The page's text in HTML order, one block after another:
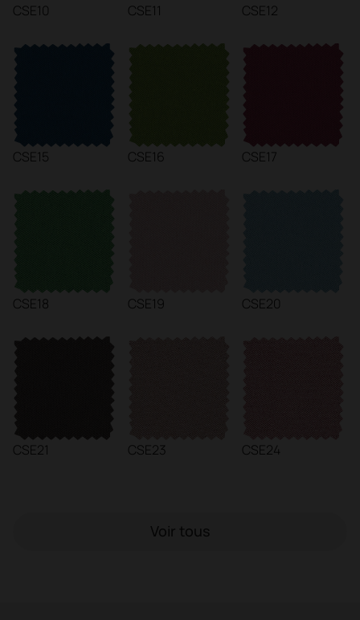
CSE10 CSE11 CSE12
CSE15 CSE16 CSE17
CSE18 CSE19 CSE20
CSE21 CSE23 CSE24
Voir tous